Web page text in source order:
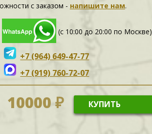
c заказом - напишите нам.
(с 10:00 до 20:00 по Москве)
+7 (964) 649-47-77
+7 (919) 760-72-07
10000 ₽ КУПИТЬ